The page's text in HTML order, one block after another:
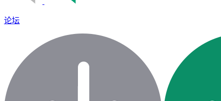
论坛